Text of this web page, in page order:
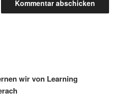
wir von Learning